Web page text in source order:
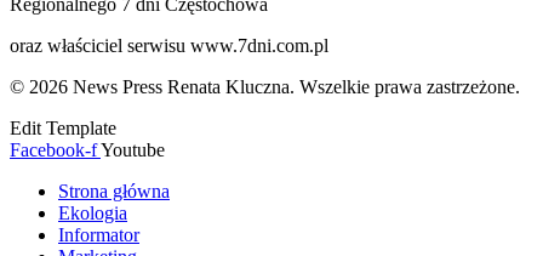
Regionalnego 7 dni Częstochowa
oraz właściciel serwisu www.7dni.com.pl
© 2026 News Press Renata Kluczna. Wszelkie prawa zastrzeżone.
Edit Template
Facebook-fYoutube
Strona główna
Ekologia
Informator